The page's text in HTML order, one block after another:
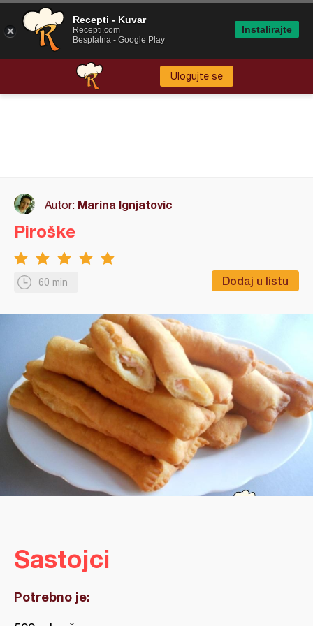
Ulogujte se
Autor: Marina Ignjatovic
60 min Dodaj u listu
Piroške
Sastojci
Potrebno je:
Recepti - Kuvar
Recepti.com
Besplatna - Google Play
Instalirajte